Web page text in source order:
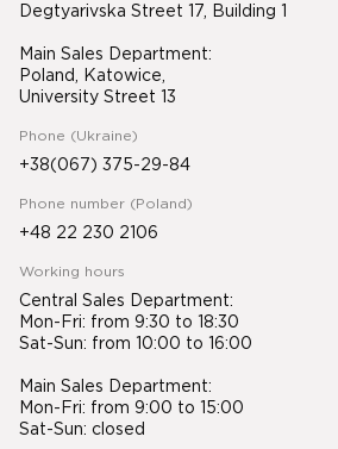
Degtyarivska Street 17, Building 1
Main Sales Department:
Poland, Katowice,
University Street 13
Phone (Ukraine)
+38(067) 375-29-84
Phone number (Poland)
+48 22 230 2106
Working hours
Central Sales Department:
Mon-Fri: from 9:30 to 18:30
Sat-Sun: from 10:00 to 16:00
Main Sales Department:
Mon-Fri: from 9:00 to 15:00
Sat-Sun: closed